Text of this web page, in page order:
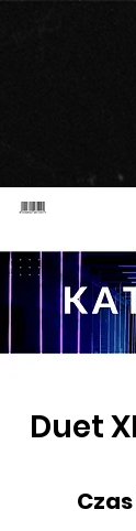
Duet